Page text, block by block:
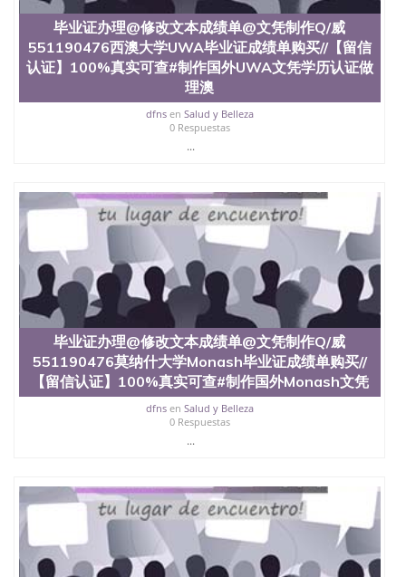
毕业证办理@修改文本成绩单@文凭制作Q/威
551190476西澳大学UWA毕业证成绩单购买//【留信
认证】100%真实可查#制作国外UWA文凭学历认证做
理澳
dfnsen Salud y Belleza
0 Respuestas
...
毕业证办理@修改文本成绩单@文凭制作Q/威
551190476莫纳什大学Monash毕业证成绩单购买//
【留信认证】100%真实可查#制作国外Monash文凭
dfnsen Salud y Belleza
0 Respuestas
...